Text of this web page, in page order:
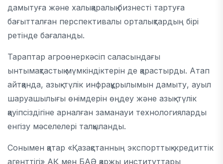
дамытуға және халықаралық бизнесті тартуға
бағытталған перспективалы орталықтардың бірі
ретінде бағаланды.
Тараптар агроөнеркәсіп саласындағы
ынтымақтастық мүмкіндіктерін де қарастырды. Атап
айтқанда, азық-түлік инфрақұрылымын дамыту, ауыл
шаруашылығы өнімдерін өңдеу және азық-түлік
қауіпсіздігіне арналған заманауи технологияларды
енгізу мәселелері талқыланды.
Сонымен қатар «Қазақстанның экспорттық-кредиттік
агенттігі» АҚ мен БАӘ қаржы институттары